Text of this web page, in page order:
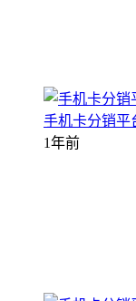
手机卡分销平
1年前